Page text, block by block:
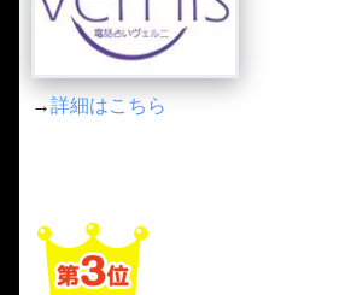
→詳細はこちら